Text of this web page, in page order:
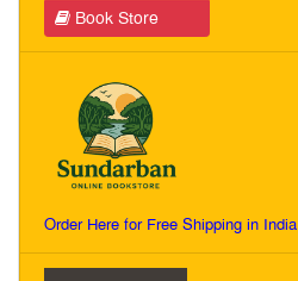
Book Store
Order Here for Free Shipping in India